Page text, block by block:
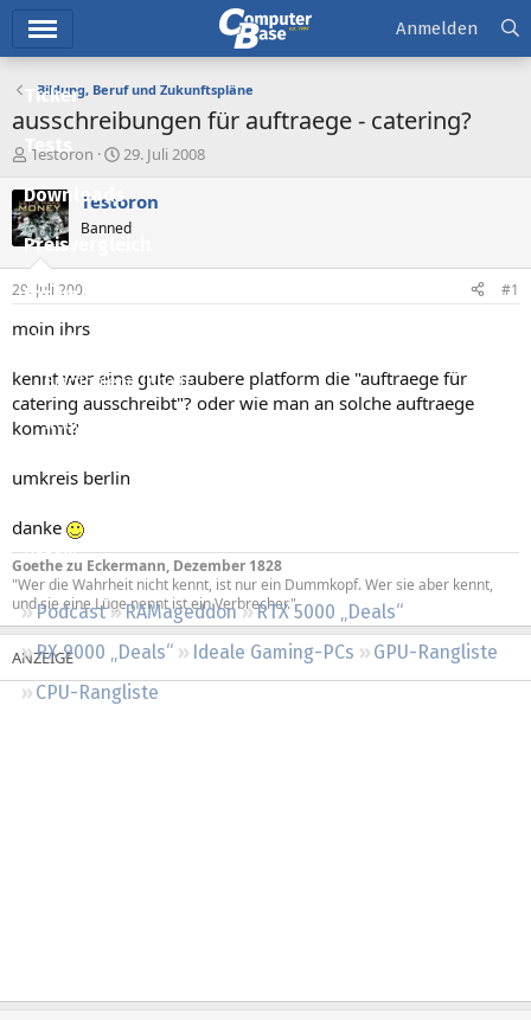
Ticker
Tests
Downloads
Preisvergleich
Forum
Aktuelles
Empfohlene Inhalte
Neue Beiträge
Regeln
Podcast RAMageddon
RTX 5000 „Deals“
RX 9000 „Deals“
Ideale Gaming-PCs
GPU-Rangliste
CPU-Rangliste
Anmelden
Bildung, Beruf und Zukunftspläne
ausschreibungen für auftraege - catering?
E
s
t
e
e
r
Testoron
E
s
e
t
29. Juli 2008
Testoron
Banned
29. Juli 2008 #1
moin ihrs
kennt wer eine gute saubere platform die "auftraege für
catering ausschreibt"? oder wie man an solche auftraege
kommt?
umkreis berlin
danke
Goethe zu Eckermann, Dezember 1828
"Wer die Wahrheit nicht kennt, ist nur ein Dummkopf. Wer sie aber kennt,
und sie eine Lüge nennt ist ein Verbrecher."